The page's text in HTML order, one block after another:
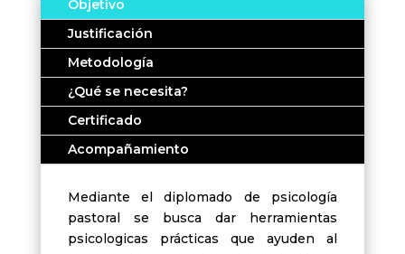
Objetivo
Justificación
Metodología
¿Qué se necesita?
Certificado
Acompañamiento
Mediante el diplomado de psicología
pastoral se busca dar herramientas
psicologicas prácticas que ayuden al